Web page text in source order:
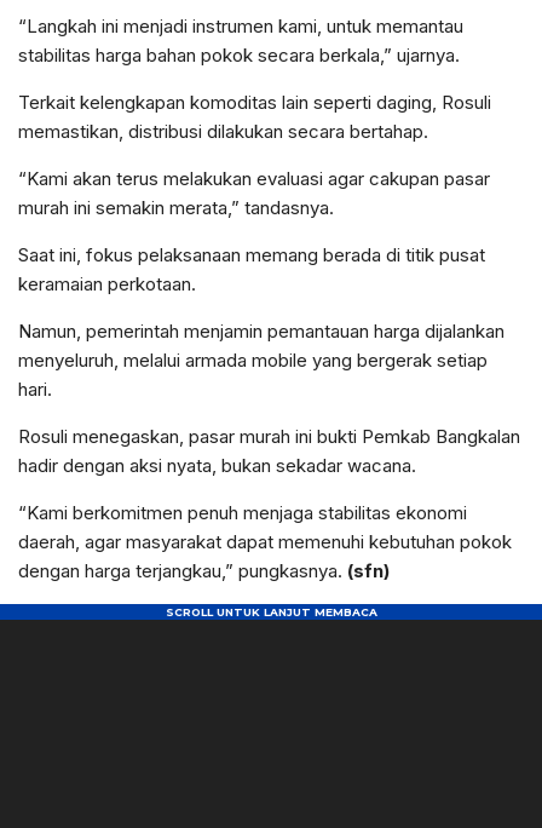
“Langkah ini menjadi instrumen kami, untuk memantau
stabilitas harga bahan pokok secara berkala,” ujarnya.
Terkait kelengkapan komoditas lain seperti daging, Rosuli
memastikan, distribusi dilakukan secara bertahap.
“Kami akan terus melakukan evaluasi agar cakupan pasar
murah ini semakin merata,” tandasnya.
Saat ini, fokus pelaksanaan memang berada di titik pusat
keramaian perkotaan.
Namun, pemerintah menjamin pemantauan harga dijalankan
menyeluruh, melalui armada mobile yang bergerak setiap
hari.
Rosuli menegaskan, pasar murah ini bukti Pemkab Bangkalan
hadir dengan aksi nyata, bukan sekadar wacana.
“Kami berkomitmen penuh menjaga stabilitas ekonomi
daerah, agar masyarakat dapat memenuhi kebutuhan pokok
dengan harga terjangkau,” pungkasnya. (sfn)